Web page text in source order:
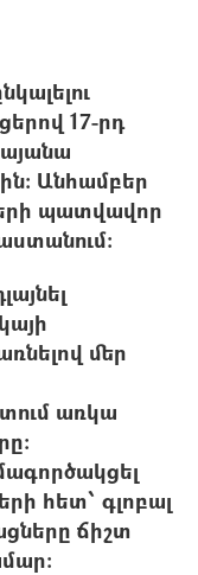
17-րդ
Անհամբեր
պատվավոր
մեր
առկա
հետ՝ գլոբալ
ճիշտ